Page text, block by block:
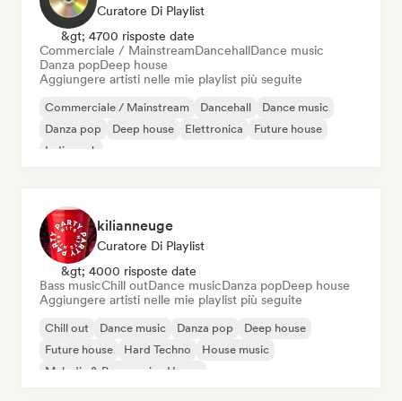
Curatore Di Playlist
&gt; 4700 risposte date
Commerciale / MainstreamDancehallDance music
Danza popDeep house
Aggiungere artisti nelle mie playlist più seguite
Commerciale / Mainstream Dancehall
Dance music
Danza pop
Deep house Elettronica
Future house
Indie rock
kilianneuge
Curatore Di Playlist
&gt; 4000 risposte date
Bass musicChill outDance musicDanza popDeep house
Aggiungere artisti nelle mie playlist più seguite
Chill out Dance music Danza pop
Deep house
Future house
Hard Techno
House music
Melodic & Progressive House